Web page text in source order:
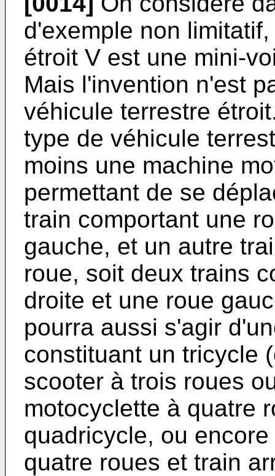
d'exemple non
étroit V est une mini-
Mais l'invention n'est
véhicule terrestre
type de véhicule
moins une machine
permettant de se
train comportant une
gauche, et un autre
roue, soit deux trains
droite et une roue
pourra aussi s'agir
constituant un tricycle
scooter à trois roues
motocyclette à quatre
quadricycle, ou
quatre roues et train